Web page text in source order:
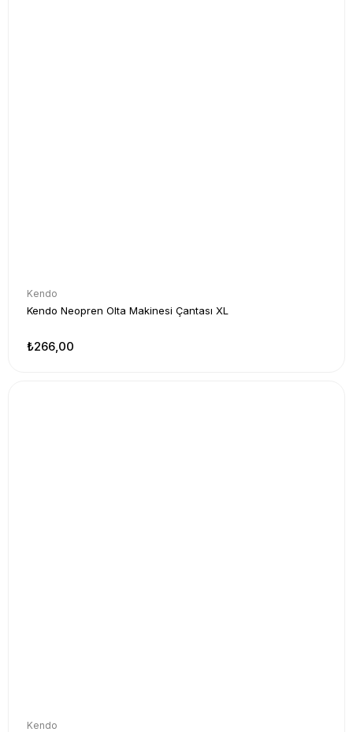
Kendo
Kendo Neopren Olta Makinesi Çantası XL
₺266,00
Kendo